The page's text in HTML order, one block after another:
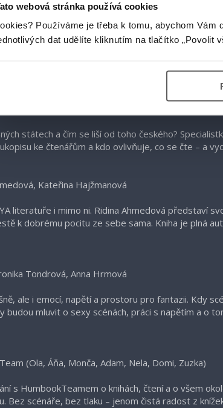
webová stránka používá cookies
Používáme je třeba k tomu, abychom Vám
dat udělíte kliknutím na tlačítko „Povolit
Petra Martišková, Monika Bittnerová
k postavám, které čtenáři milují? Trojice autorek
Nenechte si ujít debatu o tom, proč se k
státech a čím se liší od toho českého?
ke čtenářům a kdo ovlivňuje, co se čte – a
Kateřina Hajžmanová
literatuře i mimo ni. Ridina Ahmedová představí
k dobrému pocitu ze sebe sama. Kniha je plná
Tondrová, Anna Hrmová
ale i emocí, napětí a prostoru pro fantazii. Kdy
budou mluvit o sexy scénách, práci s napětím a o
(Ola, Áňa, Monča, Adam, Nela, Domi, Zuzka)
s HumbookTeamem o knihách, čtení a o všem
Bez scénáře, bez tlaku – jenom čistá radost z